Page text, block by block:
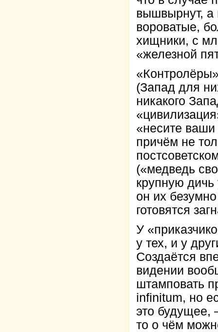
вышвырнут, а
вороватые,
хищники, с
«железной
(Запад для
никакого
«несите
причём не
(«медведь
крупную
он их
готовятся
У
у тех, и у
Создаётся
видении
штамповать
infinitum, но
это будущее,
то о чём